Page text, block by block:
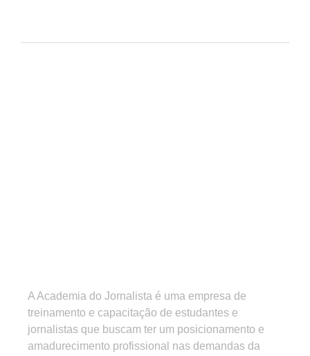
A Academia do Jornalista é uma empresa de
treinamento e capacitação de estudantes e
jornalistas que buscam ter um posicionamento e
amadurecimento profissional nas demandas da